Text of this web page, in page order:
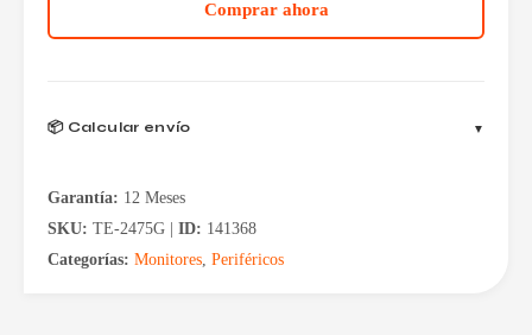
VA
cantidad
Comprar ahora
📦 Calcular envío
Garantía: 12 Meses
SKU: TE-2475G | ID: 141368
Categorías: Monitores Periféricos